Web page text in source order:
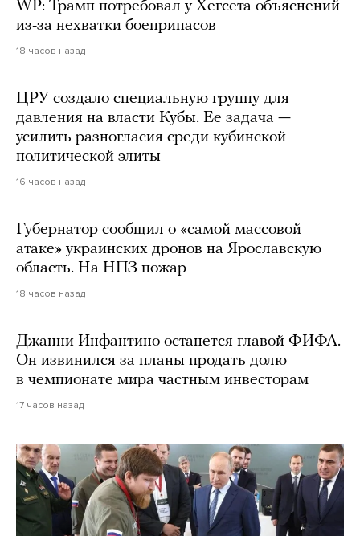
WP: Трамп потребовал у Хегсета объяснений
из-за нехватки боеприпасов
18 часов назад
ЦРУ создало специальную группу для
давления на власти Кубы. Ее задача —
усилить разногласия среди кубинской
политической элиты
16 часов назад
Губернатор сообщил о «самой массовой
атаке» украинских дронов на Ярославскую
область. На НПЗ пожар
18 часов назад
Джанни Инфантино останется главой ФИФА.
Он извинился за планы продать долю
в чемпионате мира частным инвесторам
17 часов назад